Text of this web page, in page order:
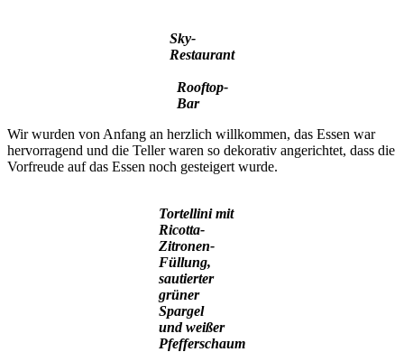
Sky-
Restaurant
Rooftop-
Bar
Wir wurden von Anfang an herzlich willkommen, das Essen war
hervorragend und die Teller waren so dekorativ angerichtet, dass die
Vorfreude auf das Essen noch gesteigert wurde.
Tortellini mit
Ricotta-
Zitronen-
Füllung,
sautierter
grüner
Spargel
und weißer
Pfefferschaum